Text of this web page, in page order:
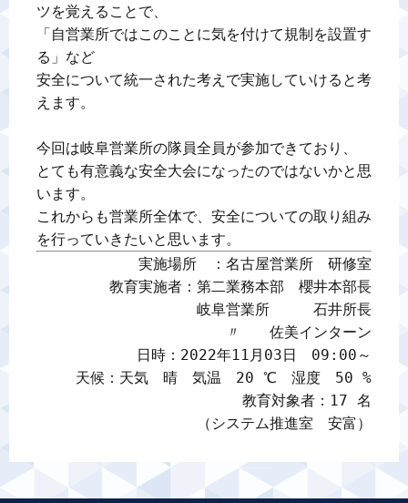
ツを覚えることで、
「自営業所ではこのことに気を付けて規制を設置す
る」など
安全について統一された考えで実施していけると考
えます。
今回は岐阜営業所の隊員全員が参加できており、
とても有意義な安全大会になったのではないかと思
います。
これからも営業所全体で、安全についての取り組み
を行っていきたいと思います。
実施場所　：名古屋営業所　研修室
教育実施者：第二業務本部　櫻井本部長
岐阜営業所　　　石井所長
〃　　佐美インターン
日時：2022年11月03日　09:00～
天候：天気　晴　気温　20 ℃　湿度　50 %
教育対象者：17 名
（システム推進室　安富）